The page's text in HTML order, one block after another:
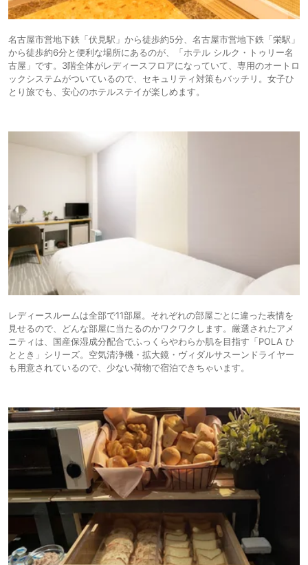
名古屋市営地下鉄「伏見駅」から徒歩約5分、名古屋市営地下鉄「栄駅」
から徒歩約6分と便利な場所にあるのが、「ホテル シルク・トゥリー名
古屋」です。3階全体がレディースフロアになっていて、専用のオートロ
ックシステムがついているので、セキュリティ対策もバッチリ。女子ひ
とり旅でも、安心のホテルステイが楽しめます。
レディースルームは全部で11部屋。それぞれの部屋ごとに違った表情を
見せるので、どんな部屋に当たるのかワクワクします。厳選されたアメ
ニティは、国産保湿成分配合でふっくらやわらか肌を⽬指す「POLA ひ
ととき」シリーズ。空気清浄機・拡大鏡・ヴィダルサスーンドライヤー
も用意されているので、少ない荷物で宿泊できちゃいます。